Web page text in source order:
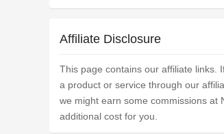
Affiliate Disclosure
This page contains our affiliate links.
a product or service through our
we might earn some commissions at
additional cost for you.